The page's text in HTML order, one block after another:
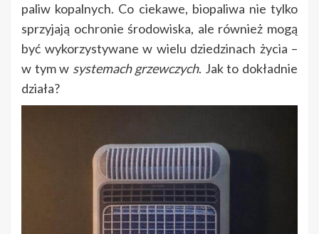
paliw kopalnych. Co ciekawe, biopaliwa nie tylko
sprzyjają ochronie środowiska, ale również mogą
być wykorzystywane w wielu dziedzinach życia –
w tym w systemach grzewczych. Jak to dokładnie
działa?